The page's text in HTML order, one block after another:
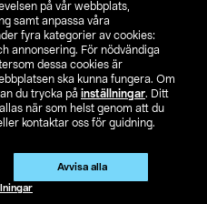
på vår webbplats,
samt anpassa våra
fyra kategorier av cookies:
annonsering. För nödvändiga
dessa cookies är
ska kunna fungera. Om
du trycka på inställningar. Ditt
när som helst genom att du
kontaktar oss för guidning.
Avvisa alla
FI
exklusive moms